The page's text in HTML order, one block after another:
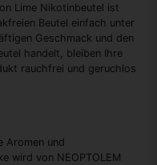
Lime Nikotinbeutel ist
Beutel einfach unter
Geschmack und den
handelt, bleiben Ihre
rauchfrei und geruchlos
Aromen und
wird von NEOPTOLEM